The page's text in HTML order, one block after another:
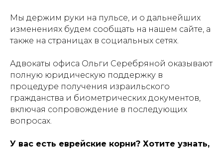
Мы держим руки на пульсе, и о дальнейших
изменениях будем сообщать на нашем сайте, а
также на страницах в социальных сетях.
Адвокаты офиса Ольги Серебряной оказывают
полную юридическую поддержку в
процедуре получения израильского
гражданства и биометрических документов,
включая сопровождение в последующих
вопросах.
У вас есть еврейские корни? Хотите узнать,